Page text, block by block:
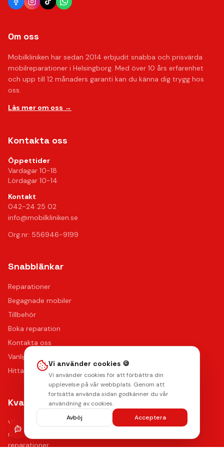
Om oss
Mobilkliniken har sedan 2014 erbjudit snabba och prisvärda
mobilreparationer i Helsingborg. Med över 10 års erfarenhet
och upp till 12 månaders garanti kan du känna dig trygg hos
oss.
Läs mer om oss →
Kontakta oss
Öppettider
Vardagar 10-18
Lördagar 10-14
Kontakt
042-24 25 02
info@mobilkliniken.se
Org.nr: 556946-9199
Snabblänkar
Reparationer
Begagnade mobiler
Tillbehör
Boka reparation
Kontakta oss
Vanliga frågor
Hitta oss
Kvalitet & Garanti
Våra certifierade tekniker använder de bästa reservdelarna
med upp till 12 månaders funktionsgaranti på samtliga
reparationer.
Vi använder cookies 🍪
Vi använder cookies för att förbättra din
upplevelse på vår webbplats. Genom att
fortsätta använda sidan godkänner du vår
användning av cookies.
Avböj
Acceptera